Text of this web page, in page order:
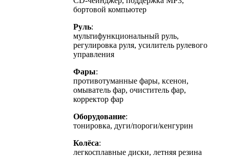
бортовой компьютер
Руль:
мультифункциональный руль,
регулировка руля, усилитель рулевого
управления
Фары:
противотуманные фары, ксенон,
омыватель фар, очиститель фар,
корректор фар
Оборудование:
тонировка, дуги/пороги/кенгурин
Колёса:
легкосплавные диски, летняя резина